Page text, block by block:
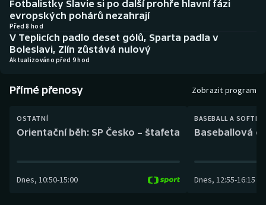
Biatlon
Boby a skeleton
Box
Curling
Aplikace ČT sport
AZ kvíz
Fotbalistky Slavie si po další prohře hlavní fázi
evropských pohárů nezahrají
Před 8 hod
V Teplicích padlo deset gólů, Sparta padla v
Boleslavi, Zlín zůstává nulový
Aktualizováno před 9 hod
Přímé přenosy Zobrazit program
OSTATNÍ
Orientační běh: SP Česko – štafeta
Dnes, 10:50-15:00
BASEBALL A
Baseballová
Dnes, 12:55-16:15